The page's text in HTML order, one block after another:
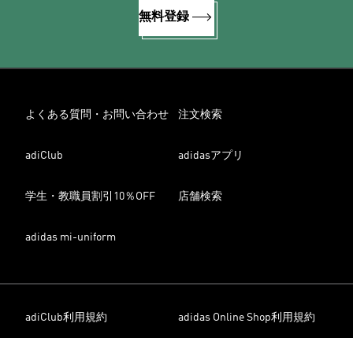
無料登録
よくある質問・お問い合わせ 注文検索
adiClub adidasアプリ
学生・教職員割引10％OFF 店舗検索
adidas mi-uniform
adiClub利用規約 adidas Online Shop利用規約